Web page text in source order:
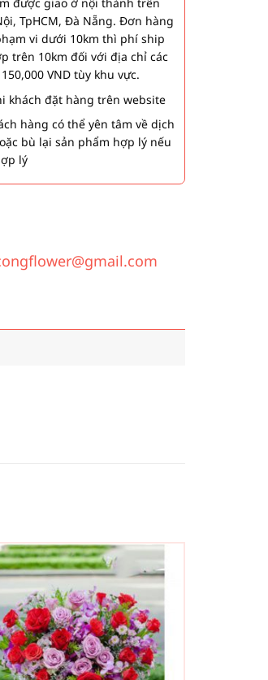
TpHCM, Đà Nẵng. Đơn hàng
vi dưới 10km thì phí ship
trên 10km đối với địa chỉ các
VND tùy khu vực.
khách đặt hàng trên website
hàng có thể yên tâm về dịch
bù lại sản phẩm hợp lý nếu
lý